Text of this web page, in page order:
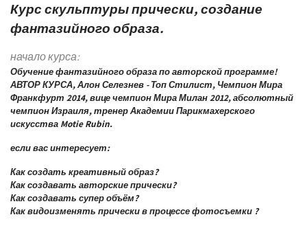
Курс скульптуры прически, создание
фантазийного образа.
начало курса:
Обучение фантазийного образа по авторской программе!
АВТОР КУРСА, Алон Селезнев - Топ Стилист, Чемпион Мира
Франкфурт 2014, вице чемпион Мира Милан 2012, абсолютный
чемпион Израиля, тренер Академии Парикмахерского
искусства Motie Rubin.
если вас интересует:
Как создать креативный образ?
Как создавать авторские прически?
Как создавать супер объём?
Как видоизменять прически в процессе фотосъемки ?